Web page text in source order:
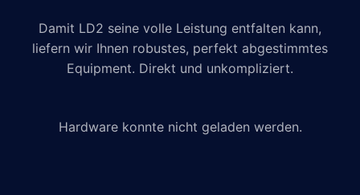
Damit LD2 seine volle Leistung entfalten kann,
liefern wir Ihnen robustes, perfekt abgestimmtes
Equipment. Direkt und unkompliziert.
Hardware konnte nicht geladen werden.